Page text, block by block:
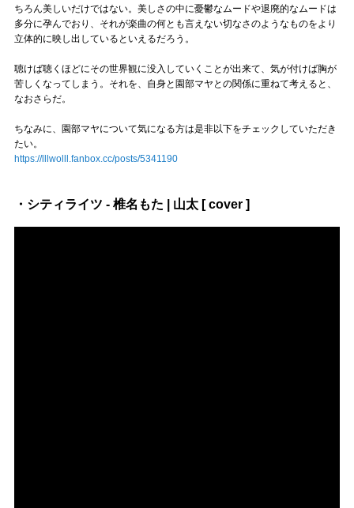
ちろん美しいだけではない。美しさの中に憂鬱なムードや退廃的なムードは
多分に孕んでおり、それが楽曲の何とも言えない切なさのようなものをより
立体的に映し出しているといえるだろう。
聴けば聴くほどにその世界観に没入していくことが出来て、気が付けば胸が
苦しくなってしまう。それを、自身と園部マヤとの関係に重ねて考えると、
なおさらだ。
ちなみに、園部マヤについて気になる方は是非以下をチェックしていただき
たい。
https://lllwolll.fanbox.cc/posts/5341190
・シティライツ - 椎名もた | 山太 [ cover ]